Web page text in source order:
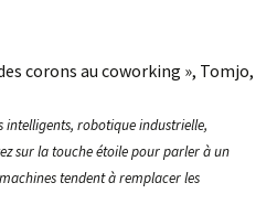
corons au coworking », Tomjo,
intelligents, robotique industrielle,
sur la touche étoile pour parler à un
tendent à remplacer les